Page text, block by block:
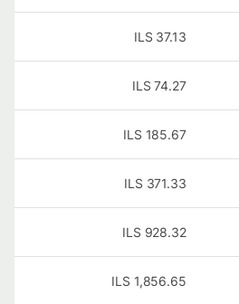
37.13
ILS
74.27
ILS
185.67
ILS
371.33
ILS
928.32
ILS
1,856.65
ILS